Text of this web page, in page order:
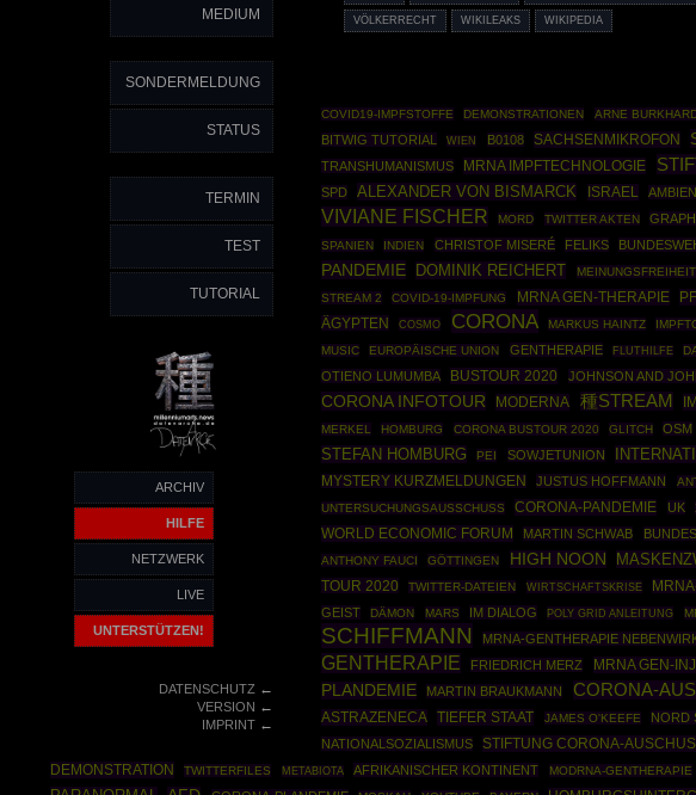
MEDIUM
SONDERMELDUNG
STATUS
TERMIN
TEST
TUTORIAL
ARCHIV
HILFE
NETZWERK
LIVE
UNTERSTÜTZEN!
DATENSCHUTZ←
VERSION ←
IMPRINT←
VÖLKERRECHT WIKILEAKS WIKIPEDIA
COVID19-IMPFSTOFFE
DEMONSTRATIONEN ARNE
BITWIG TUTORIAL WIEN B0108 SACHSENMIKROFON
TRANSHUMANISMUS MRNA IMPFTECHNOLOGIE
SPD ALEXANDER VON BISMARCK ISRAEL
VIVIANE FISCHER MORD TWITTER AKTEN
SPANIEN INDIEN CHRISTOF MISERÉ FELIKS
PANDEMIE DOMINIK REICHERT MEINUNGSFREIHEIT
STREAM 2
COVID-19-IMPFUNG MRNA GEN-THERAPIE
ÄGYPTEN COSMO CORONA MARKUS HAINTZ
MUSIC EUROPÄISCHE UNION GENTHERAPIE FLUTHILFE
OTIENO LUMUMBA
BUSTOUR 2020 JOHNSON AND
CORONA INFOTOUR MODERNA 種STREAM
MERKEL
HOMBURG CORONA BUSTOUR 2020 GLITCH OSM
STEFAN HOMBURG PEI SOWJETUNION
MYSTERY KURZMELDUNGEN JUSTUS HOFFMANN
UNTERSUCHUNGSAUSSCHUSS
CORONA-PANDEMIE UK
WORLD ECONOMIC FORUM MARTIN SCHWAB
ANTHONY FAUCI GÖTTINGEN HIGH NOON
TOUR 2020
TWITTER-DATEIEN WIRTSCHAFTSKRISE
GEIST DÄMON MARS IM DIALOG POLY GRID ANLEITUNG
SCHIFFMANN
MRNA-GENTHERAPIE
GENTHERAPIE
FRIEDRICH MERZ MRNA GEN-
PLANDEMIE MARTIN BRAUKMANN CORONA-
ASTRAZENECA TIEFER STAAT JAMES O'KEEFE NORD
NATIONALSOZIALISMUS STIFTUNG CORONA-
DEMONSTRATION TWITTERFILES METABIOTA AFRIKANISCHER KONTINENT MODRNA-GENTHERAPIE